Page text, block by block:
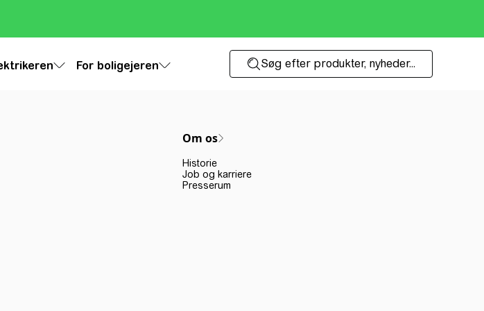
For boligejeren Søg efter produkter, nyheder...
Om os
Historie
Job og karriere
Presserum